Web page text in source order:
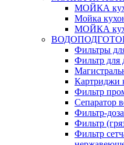
МОЙКА
Мойка
МОЙКА
Фильтры
Фильтр для
Картриджи
Фильтр
Сепаратор
Фильтр-
Фильтр
Фильтр